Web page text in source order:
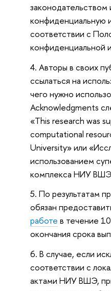
конфиденциальную
соответствии с
Авторы в своих
ссылаться на
чего нужно
Acknowledgments
«This research was
computational
University» или
использованием
комплекса НИУ
По результатам
обязан
работе в течение
окончания срока
В случае, если
соответствии с
актами НИУ ВШЭ,